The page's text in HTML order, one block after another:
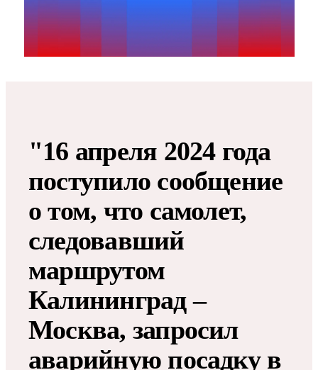
"16 апреля 2024 года
поступило сообщение
о том, что самолет,
следовавший
маршрутом
Калининград –
Москва, запросил
аварийную посадку в